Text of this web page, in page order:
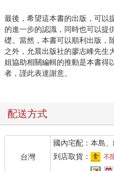
最後，希望這本書的出版，可以
的進一步的認識，同時也可以提
礎。當然，本書可以順利出版，
之外，允晨出版社的廖志峰先生
姐協助相關編輯的推動是本書得
者，謹此表達謝意。
配送方式
台灣
國內宅配：本島
到店取貨：
不